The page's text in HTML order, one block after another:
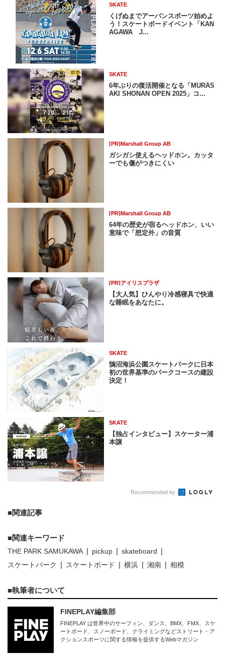
SKATE
くげぬまでアーバンスポーツ始めよ
う！スケートボードイベント「KAN
AGAWA J...
SKATE
6年ぶりの復活開催となる「MURAS
AKI SHONAN OPEN 2025」コ...
[PR]Marshall Group AB
ガシガシ使えるヘッドホン。カッタ
ーでも傷がつきにくい
[PR]Marshall Group AB
64年の歴史が宿るヘッドホン、いい
意味で「想定外」の音質
[PR]アイリスプラザ
【大人気】ひんやり冷感寝具で快適
な睡眠をあなたに。
SKATE
鵠沼海浜公園スケートパークに日本
初の世界基準のパークコースの建設
決定！
SKATE
【独占インタビュー】スケーター浦
本譲
Recommended by
関連記事
関連キーワード
THE PARK SAMUKAWA pickup
skateboard
スケートパーク
スケートボード 横浜 湘南 相模
執筆者について
FINEPLAY編集部
FINEPLAY は世界中のサーフィン、ダンス、BMX、FMX、スケ
ートボード、スノーボード、クライミングなどストリート・ア
クションスポーツに関する情報を提供するWebマガジン